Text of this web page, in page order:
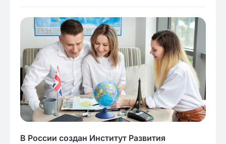
В России создан Институт Развития